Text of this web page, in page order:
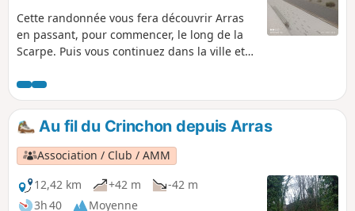
Cette randonnée vous fera découvrir Arras
en passant, pour commencer, le long de la
Scarpe. Puis vous continuez dans la ville et
mur des fusillés son beffroi et sa grande
place.
Au fil du Crinchon depuis Arras
Association / Club / AMM
12,42 km
+42 m
-42 m
3h 40
Moyenne